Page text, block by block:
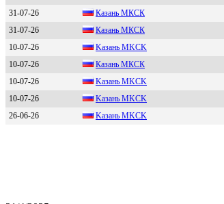
31-07-26
Кaзaнь МКСК
31-07-26
Кaзaнь МКСК
10-07-26
Kазань МKСK
10-07-26
Кaзaнь МКСК
10-07-26
Kaзaнь MKСK
10-07-26
Kазань МKСK
26-06-26
Kaзaнь МKСK